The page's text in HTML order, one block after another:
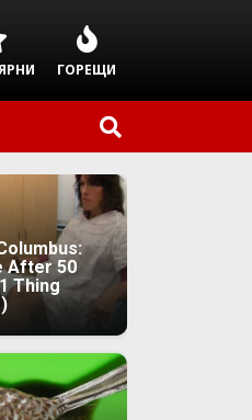
ГОРЕЩИ
After 50
Thing